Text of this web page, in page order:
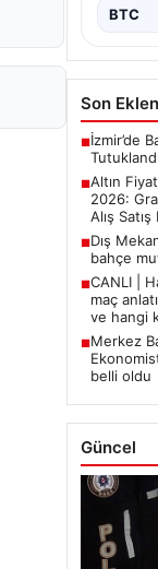
BTC
Son
■İzmir’de
Tutuklandı
■Altın
2026:
Alış Satış
■Dış
bahçe
■CANLI |
maç
ve hangi
■Merkez
belli oldu
Güncel